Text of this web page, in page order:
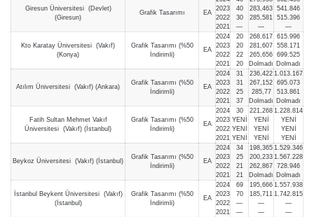
Giresun Üniversitesi (Devlet)
(Giresun)
Grafik Tasarımı EA
2023
2022
2021
40
30
—
283,463
285,581
—
541.846
515.396
—
Kto Karatay Üniversitesi (Vakıf)
(Konya)
Grafik Tasarımı (%50
İndirimli)
EA
2024
2023
2022
2021
20
20
22
20
268,617
281,607
265,656
Dolmadı
615.996
558.171
699.525
Dolmadı
Atılım Üniversitesi (Vakıf) (Ankara)
Grafik Tasarımı (%50
İndirimli)
EA
2024
2023
2022
2021
31
31
25
37
236,422
267,152
285,77
Dolmadı
1.013.167
695.073
513.861
Dolmadı
Fatih Sultan Mehmet Vakıf
Üniversitesi (Vakıf) (İstanbul)
Grafik Tasarımı (%50
İndirimli)
EA
2024
2023
2022
2021
30
YENİ
YENİ
YENİ
221,268
YENİ
YENİ
YENİ
1.228.814
YENİ
YENİ
YENİ
Beykoz Üniversitesi (Vakıf) (İstanbul)
Grafik Tasarımı (%50
İndirimli)
EA
2024
2023
2022
2021
34
25
21
21
198,365
200,233
262,867
Dolmadı
1.529.346
1.567.228
728.946
Dolmadı
İstanbul Beykent Üniversitesi (Vakıf)
(İstanbul)
Grafik Tasarımı (%50
İndirimli)
EA
2024
2023
2022
2021
69
70
—
—
195,666
185,711
—
—
1.557.938
1.742.815
—
—